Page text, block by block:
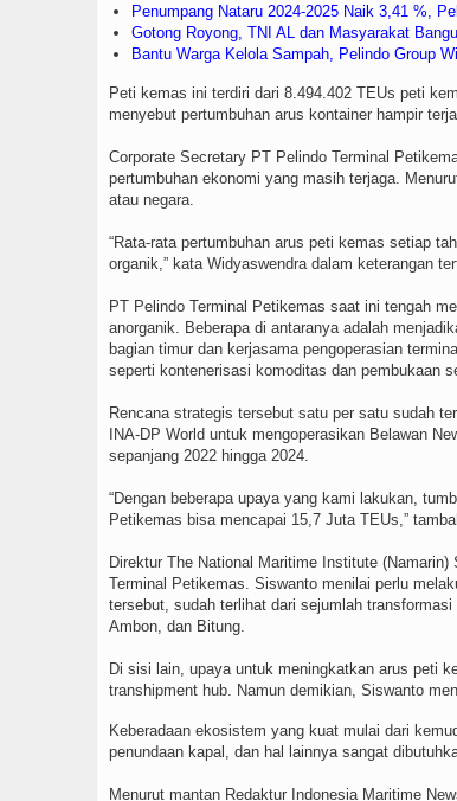
Penumpang Nataru 2024-2025 Naik 3,41 %,
Gotong Royong, TNI AL dan Masyarakat
Bantu Warga Kelola Sampah, Pelindo Group
Peti kemas ini terdiri dari 8.494.402 TEUs peti
menyebut pertumbuhan arus kontainer hampir
Corporate Secretary PT Pelindo Terminal
pertumbuhan ekonomi yang masih terjaga.
atau negara.
“Rata-rata pertumbuhan arus peti kemas setiap
organik,” kata Widyaswendra dalam keterangan
PT Pelindo Terminal Petikemas saat ini tengah
anorganik. Beberapa di antaranya adalah
bagian timur dan kerjasama pengoperasian
seperti kontenerisasi komoditas dan pembukaan
Rencana strategis tersebut satu per satu sudah
INA-DP World untuk mengoperasikan Belawan
sepanjang 2022 hingga 2024.
“Dengan beberapa upaya yang kami lakukan,
Petikemas bisa mencapai 15,7 Juta TEUs,”
Direktur The National Maritime Institute
Terminal Petikemas. Siswanto menilai perlu
tersebut, sudah terlihat dari sejumlah
Ambon, dan Bitung.
Di sisi lain, upaya untuk meningkatkan arus peti
transhipment hub. Namun demikian, Siswanto
Keberadaan ekosistem yang kuat mulai dari
penundaan kapal, dan hal lainnya sangat
Menurut mantan Redaktur Indonesia Maritime